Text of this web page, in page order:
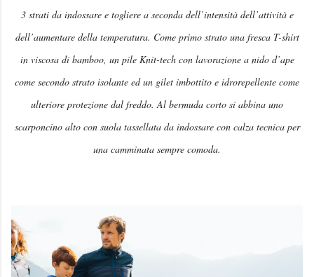
3 strati da indossare e togliere a seconda dell’intensità dell’attività e
dell’aumentare della temperatura. Come primo strato una fresca T-shirt
in viscosa di bamboo, un pile Knit-tech con lavorazione a nido d’ape
come secondo strato isolante ed un gilet imbottito e idrorepellente come
ulteriore protezione dal freddo. Al bermuda corto si abbina uno
scarponcino alto con suola tassellata da indossare con calza tecnica per
una camminata sempre comoda.